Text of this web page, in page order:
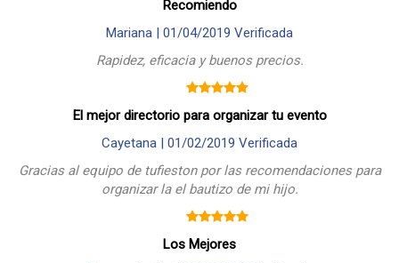
Recomiendo
Mariana | 01/04/2019 Verificada
Rapidez, eficacia y buenos precios.
El mejor directorio para organizar tu evento
Cayetana | 01/02/2019 Verificada
Gracias al equipo de tufieston por las recomendaciones para
organizar la el bautizo de mi hijo.
Los Mejores